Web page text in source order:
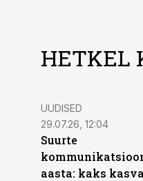
HETKEL
UUDISED
29.07.26, 12:04
Suurte
aasta: kaks